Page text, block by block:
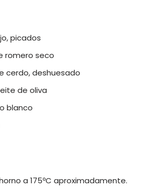
picados
romero seco
cerdo, deshuesado
de oliva
blanco
a 175ºC aproximadamente.